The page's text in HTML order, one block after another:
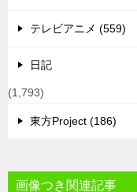
テレビアニメ (559)
日記
(1,793)
東方Project (186)
画像つき関連記事